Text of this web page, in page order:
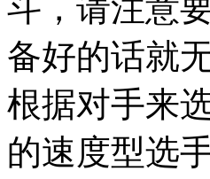
斗，请注意
备好的话就
根据对手来
的速度型选